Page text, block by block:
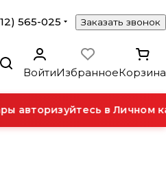
565-025 Заказать звонок
ВойтиИзбранноеКорзина
авторизуйтесь в Личном